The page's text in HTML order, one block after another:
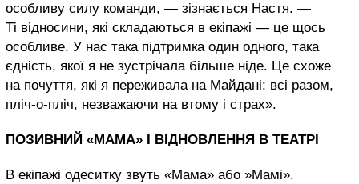
особливу силу команди, — зізнається Настя. —
Ті відносини, які складаються в екіпажі — це щось
особливе. У нас така підтримка один одного, така
єдність, якої я не зустрічала більше ніде. Це схоже
на почуття, які я переживала на Майдані: всі разом,
пліч-о-пліч, незважаючи на втому і страх».
ПОЗИВНИЙ «МАМА» І ВІДНОВЛЕННЯ В ТЕАТРІ
В екіпажі одеситку звуть «Мама» або »Мамі».